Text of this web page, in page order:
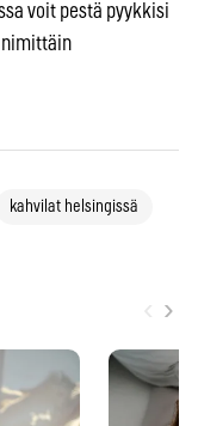
voit pestä pyykkisi
nimittäin
kahvilat helsingissä
›